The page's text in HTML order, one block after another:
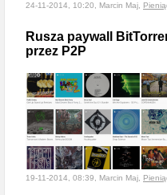
24-11-2014, 10:20, Marcin Maj,
Rusza paywall
przez P2P
19-11-2014, 08:39, Marcin Maj,